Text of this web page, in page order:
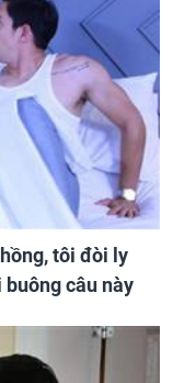
tôi đòi ly
câu này